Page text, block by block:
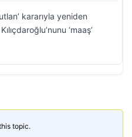
kararıyla yeniden
‘maaş’
topic.